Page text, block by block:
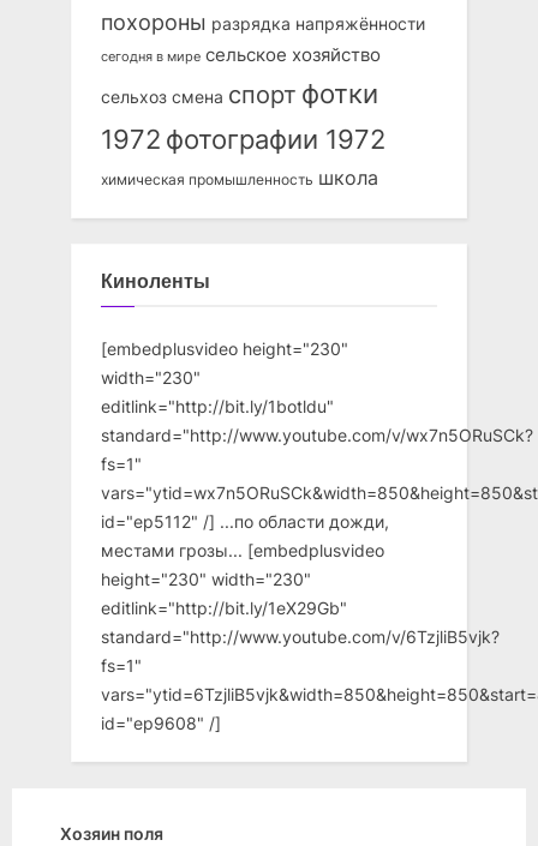
похороны разрядка напряжённости
сегодня в мире сельское хозяйство
сельхоз смена спорт фотки
1972 фотографии 1972
химическая промышленность школа
Киноленты
[embedplusvideo height="230"
width="230"
editlink="http://bit.ly/1botldu"
standard="http://www.youtube.com/v/wx7n5ORuSCk?
fs=1"
id="ep5112" /] ...по области дожди,
местами грозы... [embedplusvideo
height="230" width="230"
editlink="http://bit.ly/1eX29Gb"
standard="http://www.youtube.com/v/6TzjliB5vjk?
fs=1"
id="ep9608" /]
Хозяин поля